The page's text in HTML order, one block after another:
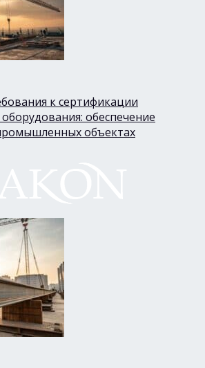
к сертификации
обеспечение
объектах